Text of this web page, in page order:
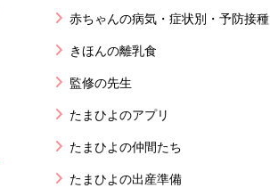
赤ちゃんの病気・症状別・予防接種
きほんの離乳食
監修の先生
たまひよのアプリ
たまひよの仲間たち
たまひよの出産準備